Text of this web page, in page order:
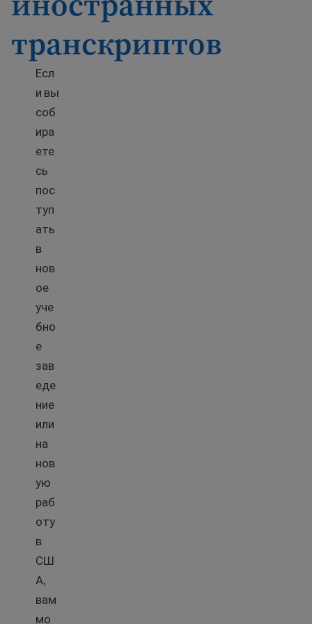
транскриптов
Есл
и вы
соб
ира
ете
сь
пос
туп
ать
в
нов
ое
уче
бно
е
зав
еде
ние
или
на
нов
ую
раб
оту
в
СШ
А,
вам
мо